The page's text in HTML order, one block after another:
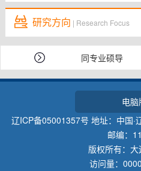
研究方向 | Research Focus
同专业硕导
电脑
辽ICP备05001357号 地址：中国·
邮编：
版权所有：
访问量：